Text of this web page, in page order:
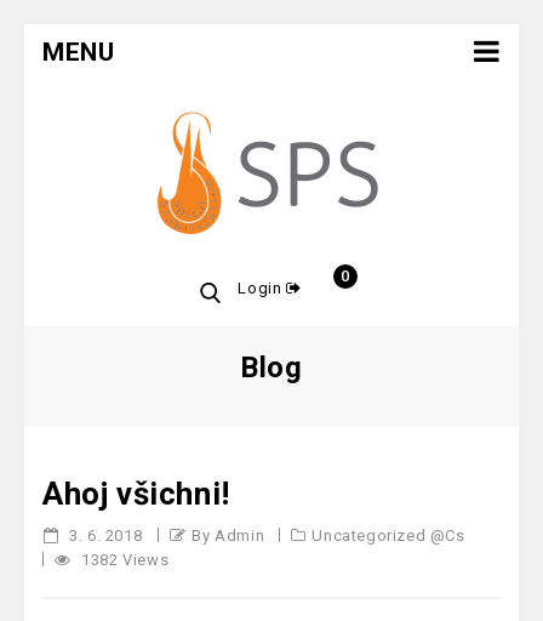
MENU
Login
0
Blog
Ahoj všichni!
3. 6. 2018 By Admin
Uncategorized @cs
1382 Views